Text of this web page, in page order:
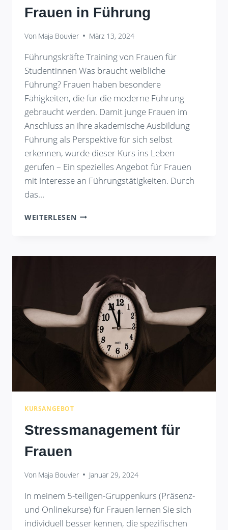
Frauen in Führung
Von Maja Bouvier März 13, 2024
Führungskräfte Training von Frauen für
Studentinnen Was braucht weibliche
Führung? Frauen haben besondere
Fähigkeiten, die für die moderne Führung
gebraucht werden. Damit junge Frauen im
Anschluss an ihre akademische Ausbildung
Führung als Perspektive für sich selbst
erkennen, wurde dieser Kurs ins Leben
gerufen – Ein spezielles Angebot für Frauen
mit Interesse an Führungstätigkeiten. Durch
das…
WEITERLESENFRAUEN
KURSANGEBOT
Stressmanagement für
Frauen
Von Maja Bouvier Januar 29, 2024
In meinem 5-teiligen-Gruppenkurs (Präsenz-
und Onlinekurse) für Frauen lernen Sie sich
individuell besser kennen, die spezifischen